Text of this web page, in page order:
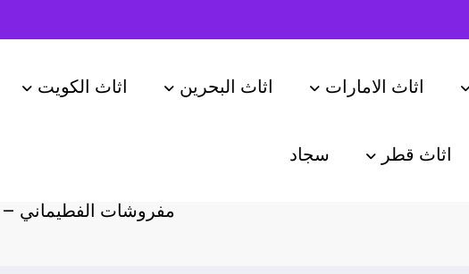
اثاث الامارات اثاث البحرين اثاث الكويت
اثاث قطر سجاد
مفروشات الفطيماني –